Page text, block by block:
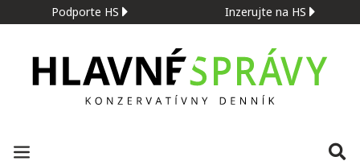
Podporte HS Inzerujte na HS